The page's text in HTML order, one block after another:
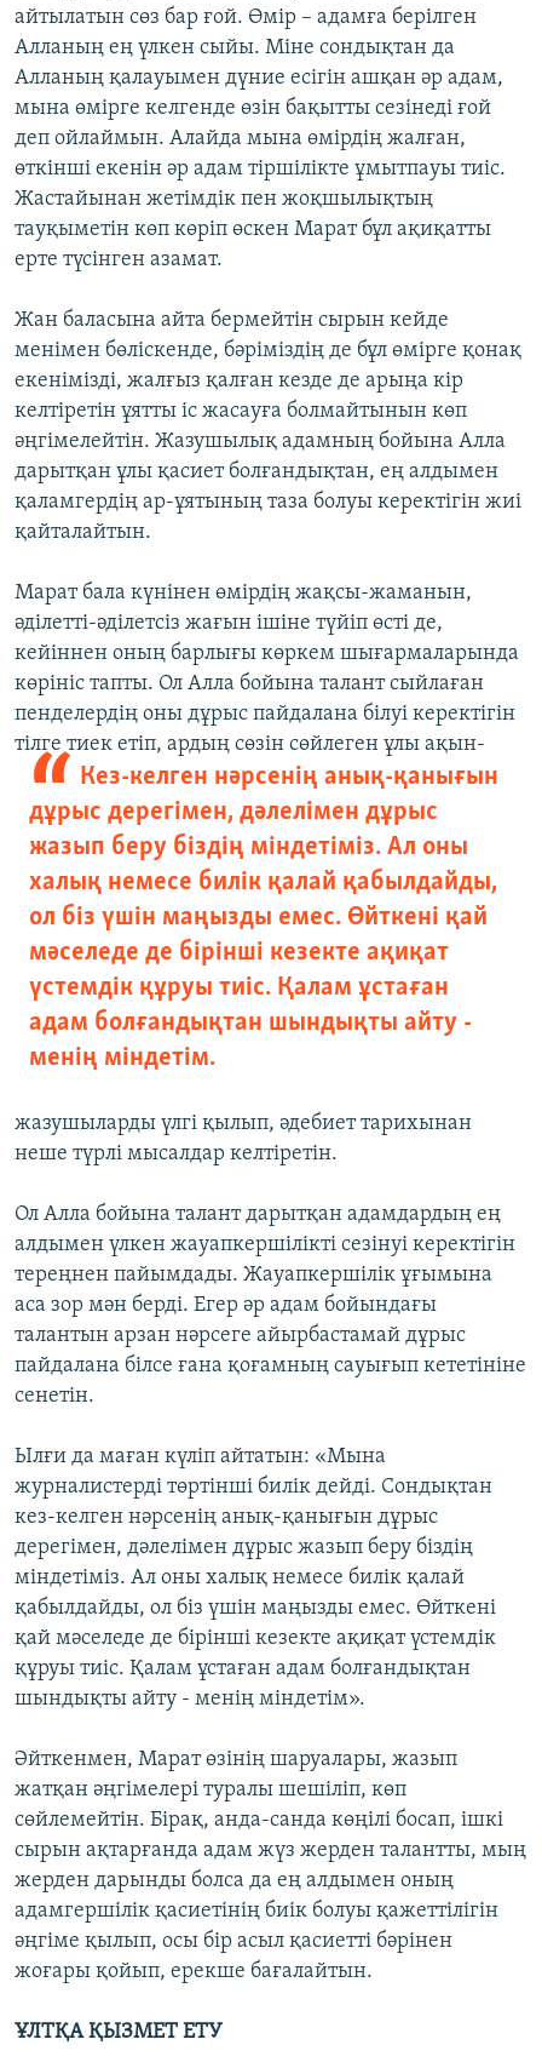
айтылатын сөз бар ғой. Өмір – адамға берілген
Алланың ең үлкен сыйы. Міне сондықтан да
Алланың қалауымен дүние есігін ашқан әр адам,
мына өмірге келгенде өзін бақытты сезінеді ғой
деп ойлаймын. Алайда мына өмірдің жалған,
өткінші екенін әр адам тіршілікте ұмытпауы тиіс.
Жастайынан жетімдік пен жоқшылықтың
тауқыметін көп көріп өскен Марат бұл ақиқатты
ерте түсінген азамат.
Жан баласына айта бермейтін сырын кейде
менімен бөліскенде, бәріміздің де бұл өмірге қонақ
екенімізді, жалғыз қалған кезде де арыңа кір
келтіретін ұятты іс жасауға болмайтынын көп
әңгімелейтін. Жазушылық адамның бойына Алла
дарытқан ұлы қасиет болғандықтан, ең алдымен
қаламгердің ар-ұятының таза болуы керектігін жиі
қайталайтын.
Марат бала күнінен өмірдің жақсы-жаманын,
әділетті-әділетсіз жағын ішіне түйіп өсті де,
кейіннен оның барлығы көркем шығармаларында
көрініс тапты. Ол Алла бойына талант сыйлаған
пенделердің оны дұрыс пайдалана білуі керектігін
тілге тиек етіп,
Кез-келген нәрсенің анық-қанығын
дұрыс дерегімен, дәлелімен дұрыс
жазып беру біздің міндетіміз. Ал оны
халық немесе билік қалай қабылдайды,
ол біз үшін маңызды емес. Өйткені қай
мәселеде де бірінші кезекте ақиқат
үстемдік құруы тиіс. Қалам ұстаған
адам болғандықтан шындықты айту -
менің міндетім.
ардың сөзін сөйлеген ұлы ақын-
жазушыларды үлгі қылып, әдебиет тарихынан
неше түрлі мысалдар келтіретін.
Ол Алла бойына талант дарытқан адамдардың ең
алдымен үлкен жауапкершілікті сезінуі керектігін
тереңнен пайымдады. Жауапкершілік ұғымына
аса зор мән берді. Егер әр адам бойындағы
талантын арзан нәрсеге айырбастамай дұрыс
пайдалана білсе ғана қоғамның сауығып кететініне
сенетін.
Ылғи да маған күліп айтатын: «Мына
журналистерді төртінші билік дейді. Сондықтан
кез-келген нәрсенің анық-қанығын дұрыс
дерегімен, дәлелімен дұрыс жазып беру біздің
міндетіміз. Ал оны халық немесе билік қалай
қабылдайды, ол біз үшін маңызды емес. Өйткені
қай мәселеде де бірінші кезекте ақиқат үстемдік
құруы тиіс. Қалам ұстаған адам болғандықтан
шындықты айту - менің міндетім».
Әйткенмен, Марат өзінің шаруалары, жазып
жатқан әңгімелері туралы шешіліп, көп
сөйлемейтін. Бірақ, анда-санда көңілі босап, ішкі
сырын ақтарғанда адам жүз жерден талантты, мың
жерден дарынды болса да ең алдымен оның
адамгершілік қасиетінің биік болуы қажеттілігін
әңгіме қылып, осы бір асыл қасиетті бәрінен
жоғары қойып, ерекше бағалайтын.
ҰЛТҚА ҚЫЗМЕТ ЕТУ